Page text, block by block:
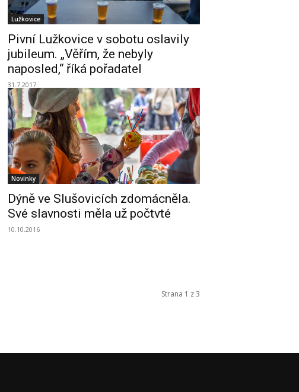
Lužkovice
Pivní Lužkovice v sobotu oslavily
jubileum. „Věřím, že nebyly
naposled,“ říká pořadatel
31.7.2017
Novinky
Dýně ve Slušovicích zdomácněla.
Své slavnosti měla už počtvté
10.10.2016
Strana 1 z 3